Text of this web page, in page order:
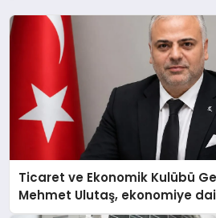
Ticaret ve Ekonomik Kulübü
Mehmet Ulutaş, ekonomiye
açıklamada şunları kaydetti: